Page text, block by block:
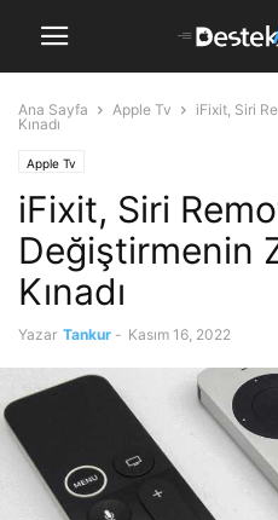
Ana Sayfa Apple Tv
iFixit, Siri
Kınadı
Apple Tv
iFixit, Siri
Değiştirmenin
Kınadı
Yazar Tankur - Kasım 16, 2022